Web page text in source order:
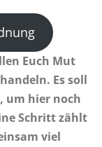
Euch Mut
Es soll
um hier noch
Schritt zählt
viel